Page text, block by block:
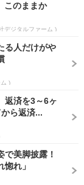
このままか
デジタルファーム )
る人だけがや
)
返済を3～6ヶ
ら返済...
で美脚披露！
惚れ」